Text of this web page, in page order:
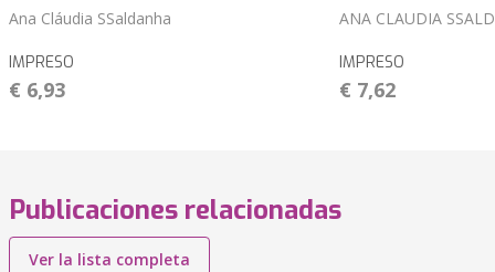
Ana Cláudia SSaldanha
IMPRESO
€ 6,93
ANA CLAUDIA
IMPRESO
€ 7,62
Publicaciones relacionadas
Ver la lista completa